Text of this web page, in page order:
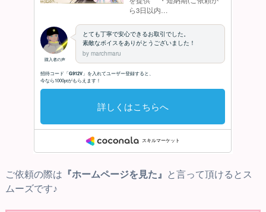
ご依頼の際は 『ホームページを見た』
と言って頂けるとス
ムーズです♪